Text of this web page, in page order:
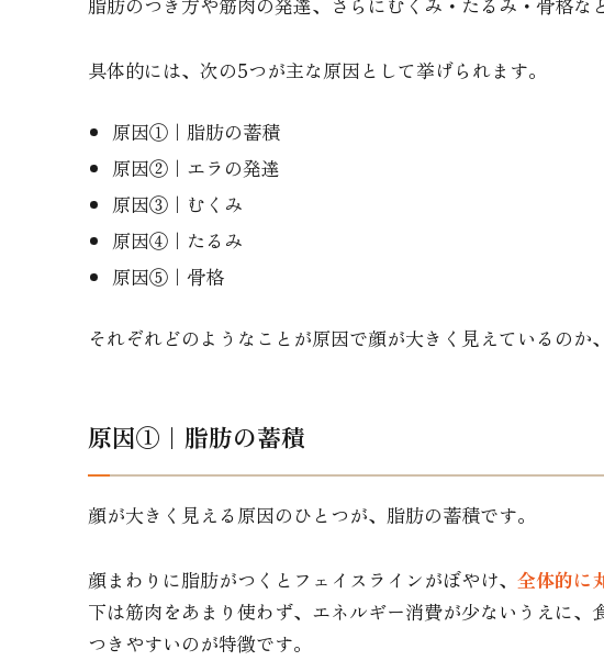
8 参考文献
具体的には、次の5つが主な原因として挙げられます。
原因①｜脂肪の蓄積
原因②｜エラの発達
原因③｜むくみ
原因④｜たるみ
原因⑤｜骨格
それぞれどのようなことが原因で顔が大きく見えているのか
原因①｜脂肪の蓄積
顔が大きく見える原因のひとつが、脂肪の蓄積です。
顔まわりに脂肪がつくとフェイスラインがぼやけ、 全体的に
下は筋肉をあまり使わず、エネルギー消費が少ないうえに
つきやすいのが特徴です。